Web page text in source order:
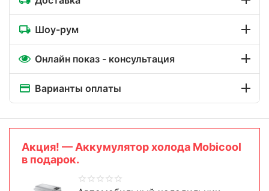
Шоу-рум
Онлайн показ - консультация
Варианты оплаты
Aкция! — Аккумулятор холода Mobicool
в подарок.